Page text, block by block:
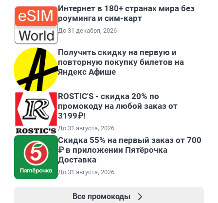
Интернет в 180+ странах мира без
роуминга и сим-карт
До 31 декабря, 2026
Получить скидку на первую и
повторную покупку билетов на
Яндекс Афише
ROSTIC'S - скидка 20% по
промокоду на любой заказ от
3199₽!
До 31 августа, 2026
Скидка 55% на первый заказ от 700
₽ в приложении Пятёрочка
Доставка
До 31 августа, 2026
Все промокоды